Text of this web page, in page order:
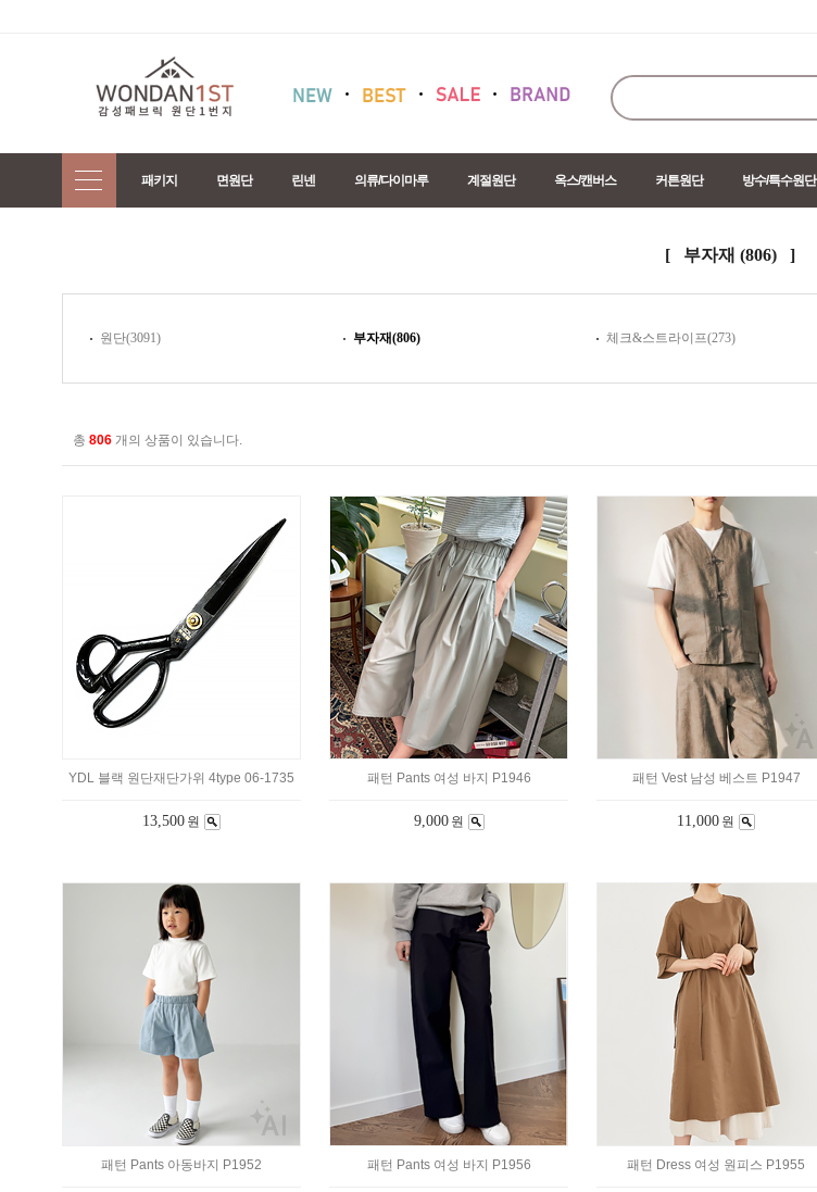
패키지 면원단 린넨 의류/다이마루 계절원단 옥스/캔버스 커튼원단 방수/특수원단
[ 부자재 (806) ]
원단(3091) 부자재(806) 체크&스트라이프(273)
총 806 개의 상품이 있습니다.
YDL 블랙 원단재단가위 4type 06-1735
13,500 원
패턴 Pants 여성 바지 P1946
9,000 원
패턴 Vest 남성 베스트 P1947
11,000 원
패턴 Pants 아동바지 P1952 패턴 Pants 여성 바지 P1956 패턴 Dress 여성 원피스 P1955